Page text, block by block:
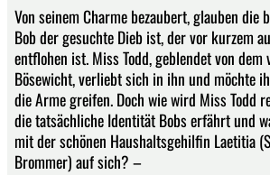
Von seinem Charme bezaubert, glauben die
Bob der gesuchte Dieb ist, der vor kurzem
entflohen ist. Miss Todd, geblendet von
Bösewicht, verliebt sich in ihn und möchte
die Arme greifen. Doch wie wird Miss Todd
die tatsächliche Identität Bobs erfährt und
mit der schönen Haushaltsgehilfin Laetitia
Brommer) auf sich? –